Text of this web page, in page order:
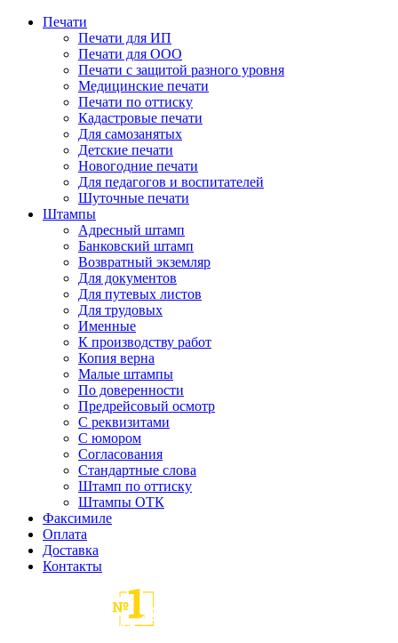
Печати
Печати для ИП
Печати для ООО
Печати с защитой разного уровня
Медицинские печати
Печати по оттиску
Кадастровые печати
Для самозанятых
Детские печати
Новогодние печати
Для педагогов и воспитателей
Шуточные печати
Штампы
Адресный штамп
Банковский штамп
Возвратный экземляр
Для документов
Для путевых листов
Для трудовых
Именные
К производству работ
Копия верна
Малые штампы
По доверенности
Предрейсовый осмотр
С реквизитами
С юмором
Согласования
Стандартные слова
Штамп по оттиску
Штампы ОТК
Факсимиле
Оплата
Доставка
Контакты